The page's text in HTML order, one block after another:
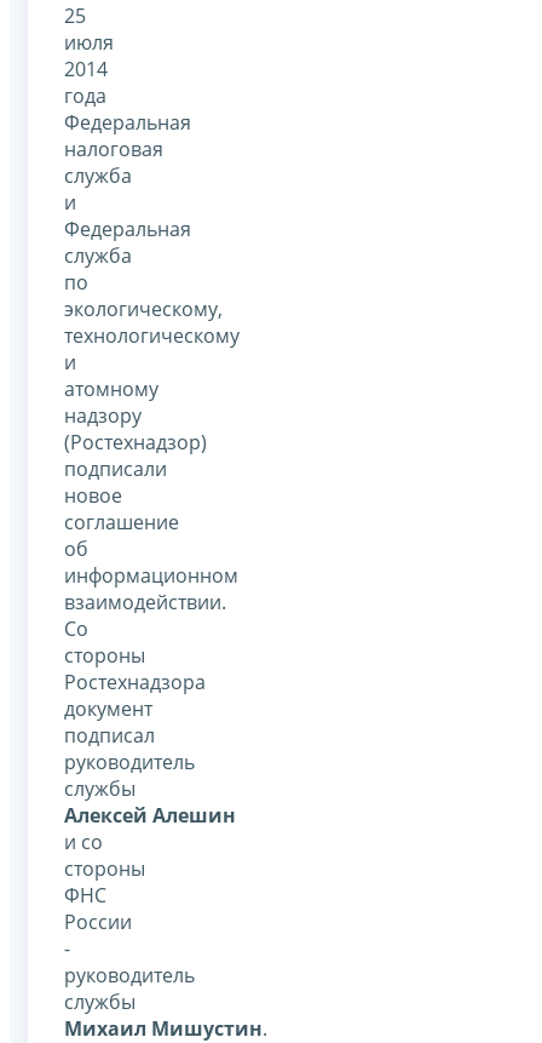
25
июля
2014
года
Федеральная
налоговая
служба
и
Федеральная
служба
по
экологическому,
технологическому
и
атомному
надзору
(Ростехнадзор)
подписали
новое
соглашение
об
информационном
взаимодействии.
Со
стороны
Ростехнадзора
документ
подписал
руководитель
службы
Алексей Алешин
и со
стороны
ФНС
России
-
руководитель
службы
Михаил Мишустин.